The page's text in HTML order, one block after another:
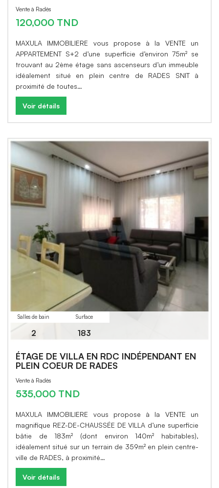
Vente à Radès
120,000 TND
MAXULA IMMOBILIERE vous propose à la VENTE un
APPARTEMENT S+2 d’une superficie d’environ 75m² se
trouvant au 2ème étage sans ascenseurs d’un immeuble
idéalement situé en plein centre de RADES SNIT à
proximité de toutes…
Voir détails
Salles de bain
2
Surface
183
ÉTAGE DE VILLA EN RDC INDÉPENDANT EN
PLEIN COEUR DE RADES
Vente à Radès
535,000 TND
MAXULA IMMOBILIERE vous propose à la VENTE un
magnifique REZ-DE-CHAUSSÉE DE VILLA d’une superficie
bâtie de 183m² (dont environ 140m² habitables),
idéalement situé sur un terrain de 359m² en plein centre-
ville de RADES, à proximité…
Voir détails